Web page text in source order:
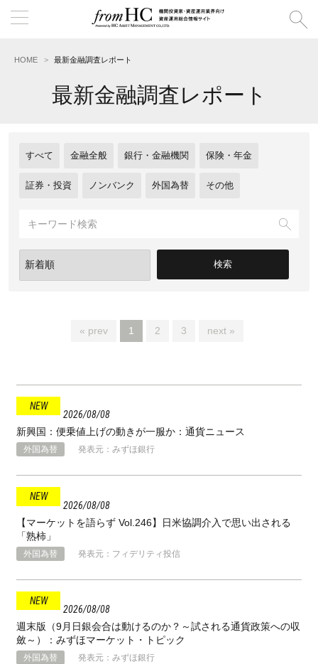
HOME 最新金融調査レポート
最新金融調査レポート
すべて 金融全般 銀行・金融機関 保険・年金
証券・投資 ノンバンク 外国為替 その他
« prev 1 2 3 next »
2026 08 08
新興国：便乗値上げの動きが一服か：通貨ニュース
外国為替 発表元：みずほ銀行
2026 08 08
【マーケットを語らず Vol.246】日米協調介入で思い出される
「熟柿」
外国為替 発表元：フィデリティ投信
2026 08 08
週末版（9月日銀会合は動けるのか？～試される通貨政策への収
斂～）：みずほマーケット・トピック
外国為替 発表元：みずほ銀行